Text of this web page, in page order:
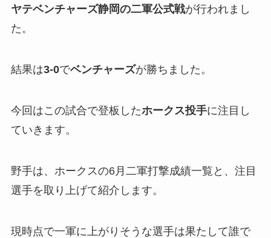
ヤテベンチャーズ静岡の二軍公式戦が行われまし
た。
結果は3-0でベンチャーズが勝ちました。
今回はこの試合で登板したホークス投手に注目し
ていきます。
野手は、ホークスの6月二軍打撃成績一覧と、注目
選手を取り上げて紹介します。
現時点で一軍に上がりそうな選手は果たして誰で